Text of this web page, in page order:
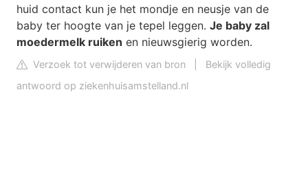
huid contact kun je het mondje en neusje van de
baby ter hoogte van je tepel leggen. Je baby zal
moedermelk ruiken en nieuwsgierig worden.
Verzoek tot verwijderen van bron
Bekijk volledig
antwoord op ziekenhuisamstelland.nl